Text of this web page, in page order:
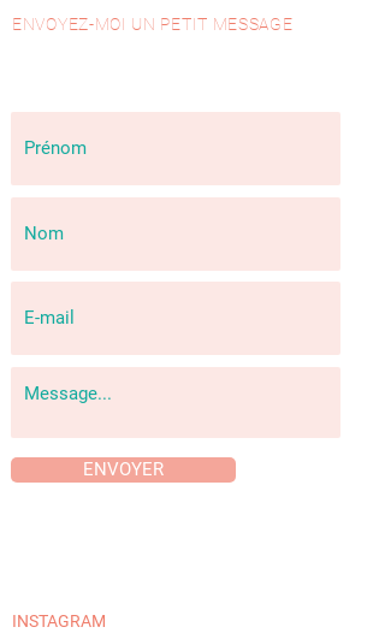
ENVOYEZ-MOI UN PETIT MESSAGE
ENVOYER
INSTAGRAM